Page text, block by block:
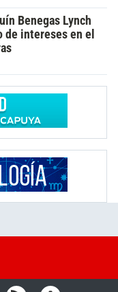
Benegas Lynch
intereses en el